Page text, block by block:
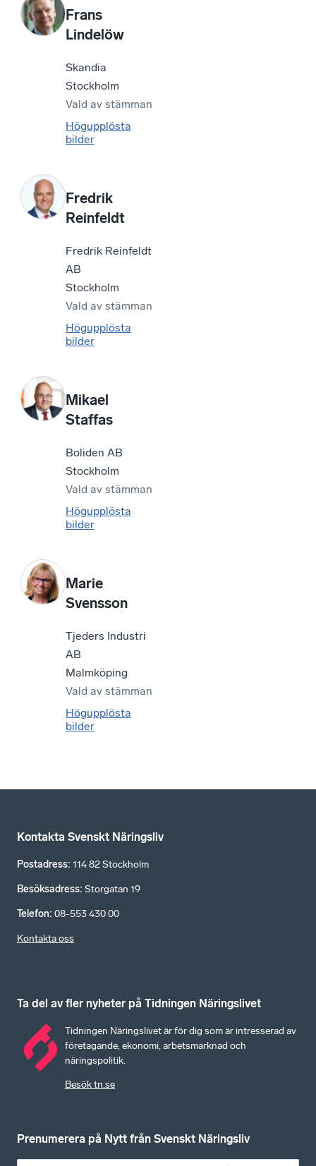
Frans
Lindelöw
Skandia
Stockholm
Vald av stämman
Högupplösta
bilder
Fredrik
Reinfeldt
Fredrik Reinfeldt
AB
Stockholm
Vald av stämman
Högupplösta
bilder
Mikael
Staffas
Boliden AB
Stockholm
Vald av stämman
Högupplösta
bilder
Marie
Svensson
Tjeders Industri
AB
Malmköping
Vald av stämman
Högupplösta
bilder
Kontakta Svenskt Näringsliv
Postadress: 114 82 Stockholm
Besöksadress: Storgatan 19
Telefon: 08-553 430 00
Kontakta oss
Ta del av fler nyheter på Tidningen Näringslivet
Tidningen Näringslivet är för dig som är intresserad av
företagande, ekonomi, arbetsmarknad och
näringspolitik.
Besök tn.se
Prenumerera på Nytt från Svenskt Näringsliv